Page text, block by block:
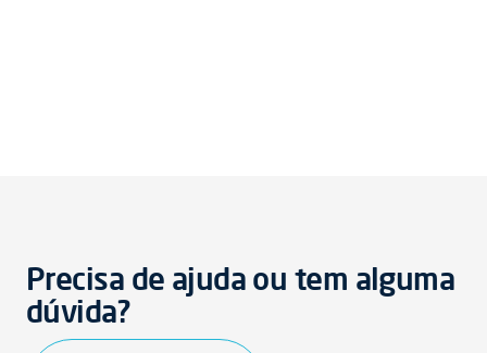
Precisa de ajuda ou tem alguma
dúvida?